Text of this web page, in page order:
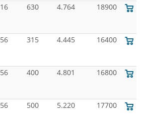
16 630 4.764 18900
56 315 4.445 16400
56 400 4.801 16800
56 500 5.220 17700